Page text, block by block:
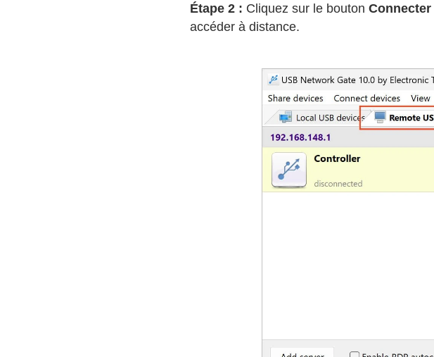
Étape 2 : Cliquez sur le boutonConnecter
accéder à distance.